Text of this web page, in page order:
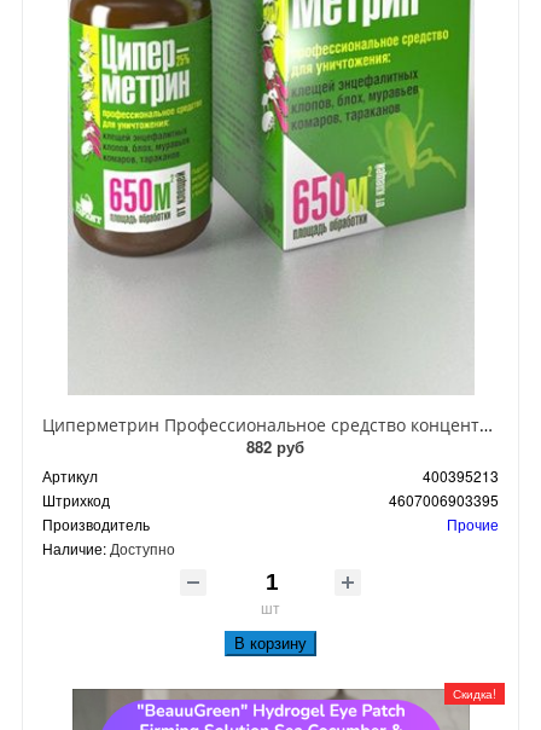
Циперметрин Профессиональное средство концентрат эмульсии 25% для уничтожения тараканов, мух,комаров, блох, клопов, муравьев, ос 50 мл
882 руб
Артикул
400395213
Штрихкод
4607006903395
Производитель
Прочие
Наличие: Доступно
шт
В корзину
Скидка!